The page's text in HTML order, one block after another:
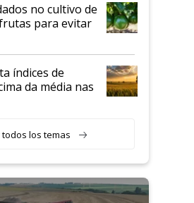
no cultivo de
para evitar
índices de
da média nas
todos los temas